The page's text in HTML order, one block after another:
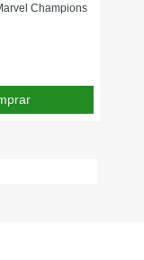
Champions